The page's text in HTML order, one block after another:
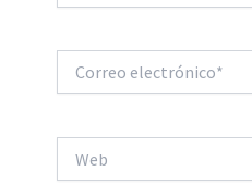
electrónico*